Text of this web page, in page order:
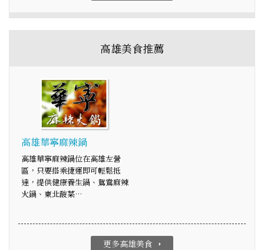
高雄美食推薦
高雄華寧麻辣鍋
高雄華寧麻辣鍋位在高雄左營
區，只要搭乘捷運即可輕鬆抵
達，提供健康養生鍋、鴛鴦麻辣
火鍋、東北酸菜…
更多高雄美食 arrow_right